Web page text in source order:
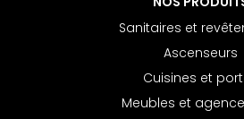
Sanitaires et
Ascenseurs
Cuisines et
Meubles et